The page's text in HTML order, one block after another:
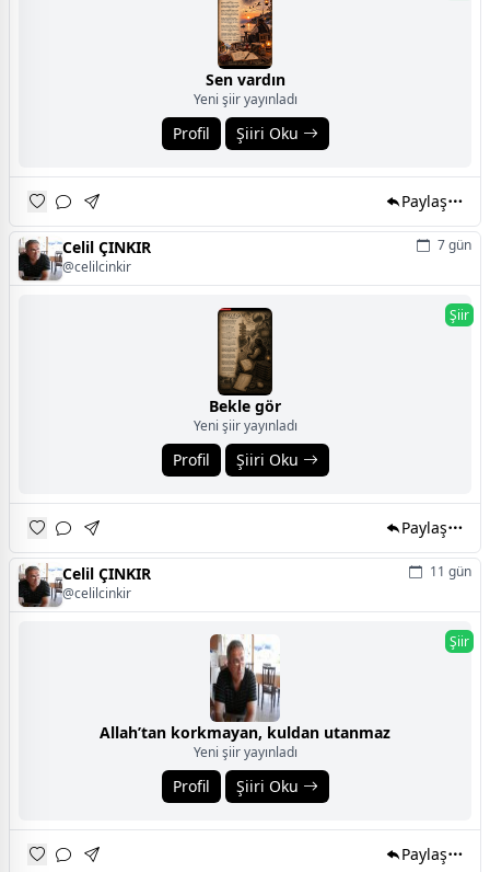
Sen vardın
Yeni şiir yayınladı
Profil Şiiri Oku
Paylaş
Celil ÇINKIR
@celilcinkir
7 gün
Şiir
Bekle gör
Yeni şiir yayınladı
Profil Şiiri Oku
Paylaş
Celil ÇINKIR
@celilcinkir
11 gün
Şiir
Allah’tan korkmayan, kuldan utanmaz
Yeni şiir yayınladı
Profil Şiiri Oku
Paylaş